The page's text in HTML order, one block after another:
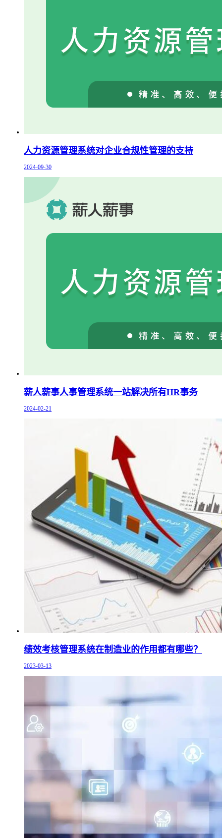
人力资源管理系统对企业合规性管理的支持
2024-09-30
薪人薪事人事管理系统一站解决所有HR事务
2024-02-21
绩效考核管理系统在制造业的作用都有哪些？
2023-03-13